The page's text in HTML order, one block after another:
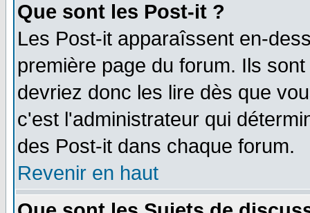
Que sont les Post-it ?
Les Post-it apparaîssent en-
première page du forum. Ils
devriez donc les lire dès que
c'est l'administrateur qui
des Post-it dans chaque forum.
Revenir en haut